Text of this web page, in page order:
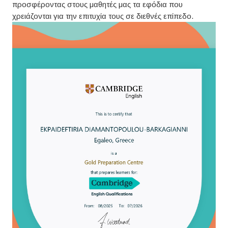
προσφέροντας στους μαθητές μας τα εφόδια που
χρειάζονται για την επιτυχία τους σε διεθνές επίπεδο.